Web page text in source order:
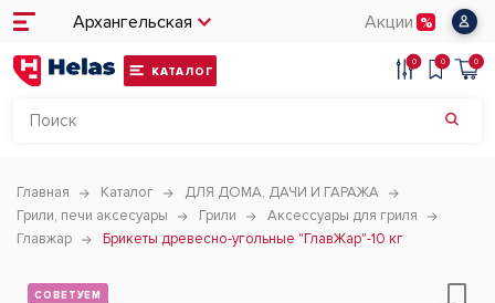
Архангельская Акции
КАТАЛОГ
0 0 0
Главная Каталог
ДЛЯ ДОМА, ДАЧИ И ГАРАЖА
Грили, печи аксесуары
Грили
Аксессуары для гриля
Главжар
Брикеты древесно-угольные "ГлавЖар"-10 кг
СОВЕТУЕМ